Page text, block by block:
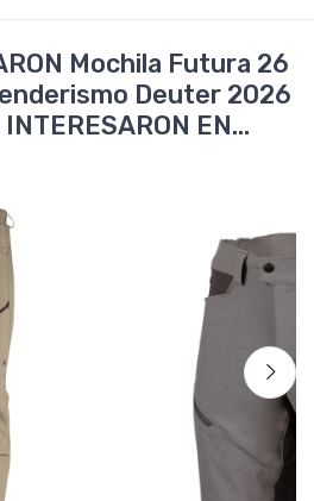
Mochila Futura 26
Deuter 2026
EN...